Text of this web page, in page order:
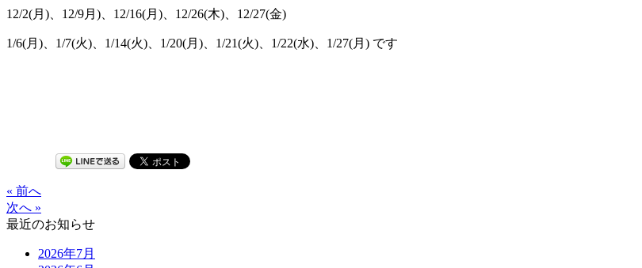
12/2(月)、12/9月)、12/16(月)、12/26(木)、12/27(金)
1/6(月)、1/7(火)、1/14(火)、1/20(月)、1/21(火)、1/22(水)、1/27(月) です
« 前へ
次へ »
最近のお知らせ
2026年7月